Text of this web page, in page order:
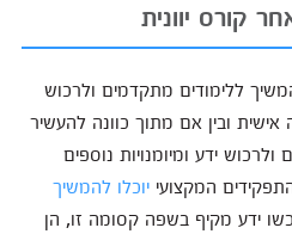
קורס יוונית
ללימודים מתקדמים ולרכוש
ובין אם מתוך כוונה להעשיר
ידע ומיומנויות נוספים
המקצועי יוכלו להמשיך
ידע מקיף בשפה קסומה זו, הן